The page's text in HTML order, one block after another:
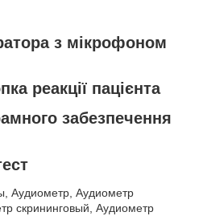
з мікрофоном
реакції пацієнта
забезпечення
Аудиометр, Аудиометр
скрининговый, Аудиометр